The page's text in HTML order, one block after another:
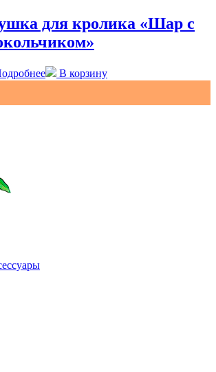
для кролика «Шар с
В корзину